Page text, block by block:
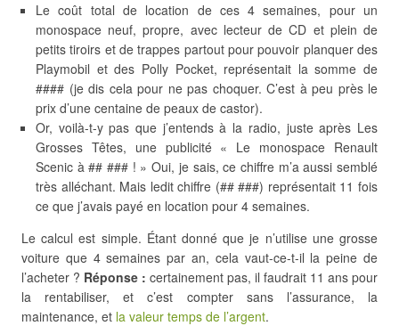
Le coût total de location de ces 4 semaines, pour un
monospace neuf, propre, avec lecteur de CD et plein de
petits tiroirs et de trappes partout pour pouvoir planquer des
Playmobil et des Polly Pocket, représentait la somme de
#### (je dis cela pour ne pas choquer. C’est à peu près le
prix d’une centaine de peaux de castor).
Or, voilà-t-y pas que j’entends à la radio, juste après Les
Grosses Têtes, une publicité « Le monospace Renault
Scenic à ## ### ! » Oui, je sais, ce chiffre m’a aussi semblé
très alléchant. Mais ledit chiffre (## ###) représentait 11 fois
ce que j’avais payé en location pour 4 semaines.
Le calcul est simple. Étant donné que je n’utilise une grosse
voiture que 4 semaines par an, cela vaut-ce-t-il la peine de
l’acheter ? Réponse : certainement pas, il faudrait 11 ans pour
la rentabiliser, et c’est compter sans l’assurance, la
maintenance, et la valeur temps de l’argent.